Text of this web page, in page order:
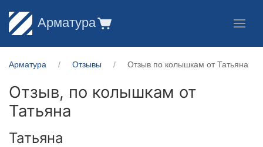
Арматура
Арматура Отзывы Отзыв по колышкам от Татьяна
Отзыв, по колышкам от
Татьяна
Татьяна